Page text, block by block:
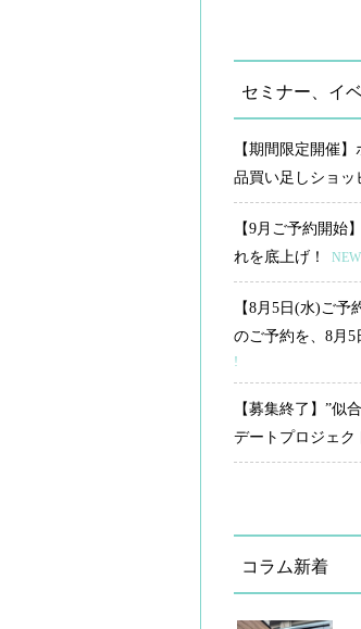
セミナー、イ
【期間限定開催
品買い足しショッ
【9月ご予約開始
れを底上げ！
【8月5日(水)ご
のご予約を、8月5
!
【募集終了】”似
デートプロジェク
コラム新着